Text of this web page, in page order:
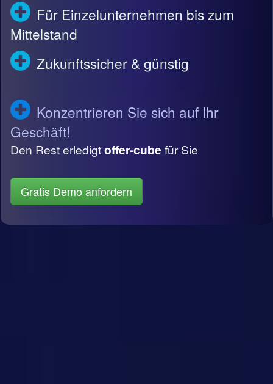
Für Einzelunternehmen bis zum
Mittelstand
Zukunftssicher & günstig
Konzentrieren Sie sich auf Ihr
Geschäft!
Den Rest erledigtoffer-cube für Sie
Gratis Demo anfordern